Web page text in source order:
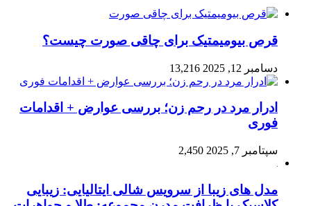
قرص بیومیمتیک برای چاقی صورت چیست؟
دسامبر 12, 2025 13,216
ادرار مرد در رحم زن؛ بررسی عوارض + اقدامات
فوری
سپتامبر 7, 2025 2,450
مدل های زیبا از سرویس شالی ایتالیایی: زیبایی